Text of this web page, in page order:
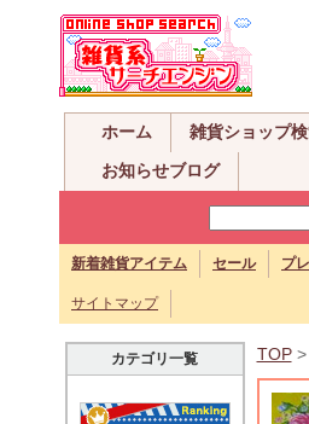
ホーム 雑貨ショップ
お知らせブログ
新着雑貨アイテム セール プ
サイトマップ
カテゴリ一覧 TOP>